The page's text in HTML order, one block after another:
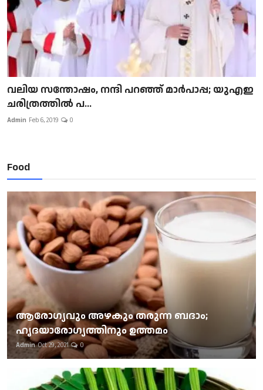
വലിയ സന്തോഷം, നന്ദി പറഞ്ഞ് മാർപാപ്പ; യുഎഇ
ചരിത്രത്തിൽ പ...
Admin Feb 6, 2019 0
Food
ആരോഗ്യവും അഴകും തരുന്ന ബദാം;
ഹൃദയാരോഗ്യത്തിനും ഉത്തമം
Admin Oct 29, 2021 0